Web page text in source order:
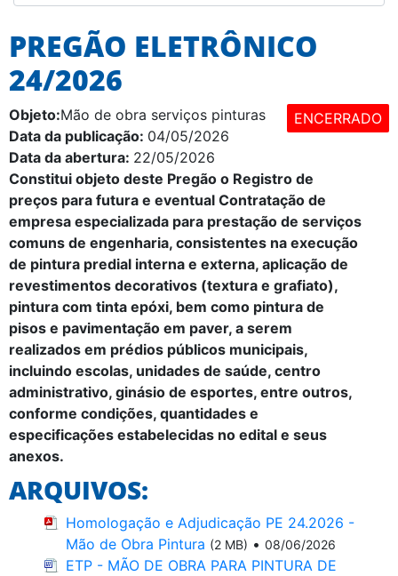
PREGÃO ELETRÔNICO
24/2026
ENCERRADO
Objeto:Mão de obra serviços pinturas
Data da publicação: 04/05/2026
Data da abertura: 22/05/2026
Constitui objeto deste Pregão o Registro de
preços para futura e eventual Contratação de
empresa especializada para prestação de serviços
comuns de engenharia, consistentes na execução
de pintura predial interna e externa, aplicação de
revestimentos decorativos (textura e grafiato),
pintura com tinta epóxi, bem como pintura de
pisos e pavimentação em paver, a serem
realizados em prédios públicos municipais,
incluindo escolas, unidades de saúde, centro
administrativo, ginásio de esportes, entre outros,
conforme condições, quantidades e
especificações estabelecidas no edital e seus
anexos.
ARQUIVOS:
Homologação e Adjudicação PE 24.2026 -
Mão de Obra Pintura (2 MB) • 08/06/2026
ETP - MÃO DE OBRA PARA PINTURA DE